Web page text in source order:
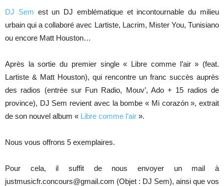
DJ Sem est un DJ emblématique et incontournable du milieu
urbain qui a collaboré avec Lartiste, Lacrim, Mister You, Tunisiano
ou encore Matt Houston…
Après la sortie du premier single « Libre comme l’air » (feat.
Lartiste & Matt Houston), qui rencontre un franc succès auprès
des radios (entrée sur Fun Radio, Mouv’, Ado + 15 radios de
province), DJ Sem revient avec la bombe « Mi corazón », extrait
de son nouvel album « Libre comme l’air ».
Nous vous offrons 5 exemplaires.
Pour cela, il suffit de nous envoyer un mail à
justmusicfr.concours@gmail.com (Objet : DJ Sem), ainsi que vos